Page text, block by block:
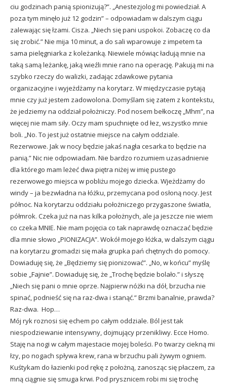
ciu godzinach panią spionizują?”. „Anestezjolog mi powiedział. A
poza tym minęło już 12 godzin” – odpowiadam w dalszym ciągu
zalewając się łzami. Cisza. „Niech się pani uspokoi. Zobaczę co da
się zrobić.” Nie mija 10 minut, a do sali wparowuje z impetem ta
sama pielęgniarka z koleżanką. Niewiele mówiąc ładują mnie na
taką samą leżankę, jaką wieźli mnie rano na operację. Pakują mi na
szybko rzeczy do walizki, zadając zdawkowe pytania
organizacyjne i wyjeżdżamy na korytarz. W międzyczasie pytają
mnie czy już jestem zadowolona. Domyślam się zatem z kontekstu,
że jedziemy na oddział położniczy. Pod nosem bełkoczę „Mhm”, na
więcej nie mam siły. Oczy mam spuchnięte od łez, wszystko mnie
boli. „No. To jest już ostatnie miejsce na całym oddziale.
Rezerwowe. Jak w nocy będzie jakaś nagła cesarka to będzie na
panią.” Nic nie odpowiadam. Nie bardzo rozumiem uzasadnienie
dla którego mam leżeć dwa piętra niżej w imię pustego
rezerwowego miejsca w pobliżu mojego dziecka. Wjeżdżamy do
windy – ja bezwładna na łóżku, przemycana pod osłoną nocy. Jest
północ. Na korytarzu oddziału położniczego przygaszone światła,
półmrok. Czeka już na nas kilka położnych, ale ja jeszcze nie wiem
co czeka MNIE. Nie mam pojęcia co tak naprawdę oznaczać będzie
dla mnie słowo „PIONIZACJA”. Wokół mojego łóżka, w dalszym ciągu
na korytarzu gromadzi się mała grupka pań chętnych do pomocy.
Dowiaduję się, że „Będziemy się pionizować”. „No, w końcu” myślę
sobie „Fajnie”. Dowiaduję się, że „Trochę będzie bolało.” i słyszę
„Niech się pani o mnie oprze. Najpierw nóżki na dół, brzucha nie
spinać, podnieść się na raz-dwa i stanąć.” Brzmi banalnie, prawda?
Raz-dwa. Hop…
Mój ryk roznosi się echem po całym oddziale. Ból jest tak
niespodziewanie intensywny, dojmujący przenikliwy. Ecce Homo.
Staję na nogi w całym majestacie mojej boleści. Po twarzy ciekną mi
łzy, po nogach spływa krew, rana w brzuchu pali żywym ogniem.
Kuśtykam do łazienki pod rękę z położną, zanosząc się płaczem, za
mną ciągnie się smuga krwi. Pod prysznicem robi mi się trochę